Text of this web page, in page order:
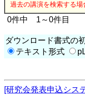
過去の講演を検索する
0件中 1～0件目
ダウンロード書式の
テキスト形式
[研究会発表申込シス